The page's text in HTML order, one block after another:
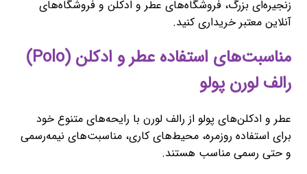
زنجیره‌ای بزرگ، فروشگاه‌های عطر و ادکلن و فروشگاه‌های
آنلاین معتبر خریداری کنید.
مناسبت‌های استفاده عطر و ادکلن (Polo)
رالف لورن پولو
عطر و ادکلن‌های پولو از رالف لورن با رایحه‌های متنوع خود
برای استفاده روزمره، محیط‌های کاری، مناسبت‌های نیمه‌رسمی
و حتی رسمی مناسب هستند.